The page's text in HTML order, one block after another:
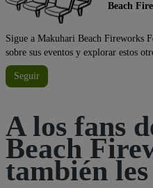
Beach
Sigue a Makuhari Beach Fireworks
sobre sus eventos y explorar estos
Seguir
A los fans
Beach
también